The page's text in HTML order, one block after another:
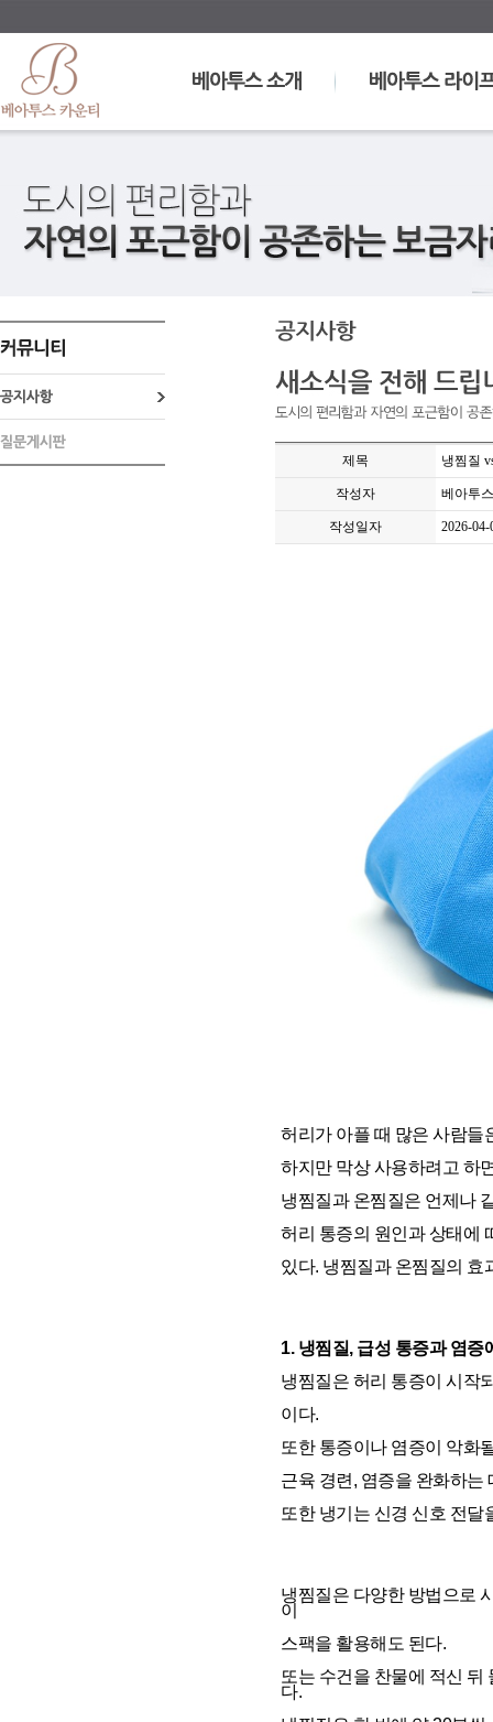
제목 냉찜질
작성자 베아투
작성일자 2026-04-
허리가 아플 때 많은 사람들
하지만 막상 사용하려고 하
냉찜질과 온찜질은 언제나
허리 통증의 원인과 상태에
있다. 냉찜질과 온찜질의 효
1. 냉찜질, 급성 통증과 염증
냉찜질은 허리 통증이 시작
이 다.
또한 통증이나 염증이 악화
근육 경련, 염증을 완화하는
또한 냉기는 신경 신호 전
냉찜질은 다양한 방법으로
이
스팩을 활용해도 된다.
또는 수건을 찬물에 적신
다.